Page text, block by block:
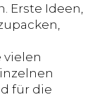
Erste Ideen,
vielen
für die